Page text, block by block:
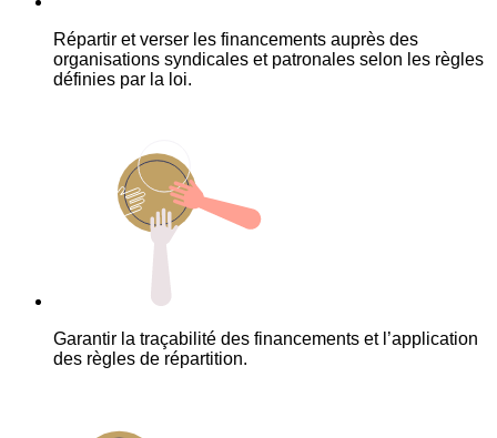
Répartir et verser les financements auprès des
organisations syndicales et patronales selon les règles
définies par la loi.
Garantir la traçabilité des financements et l’application
des règles de répartition.